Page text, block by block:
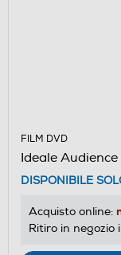
FILM DVD
Ideale
DISPONIBILE
Acquisto online:
Ritiro in